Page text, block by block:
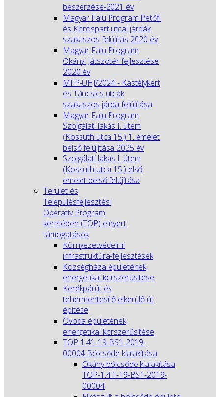
beszerzése-2021 év
Magyar Falu Program Petőfi
és Köröspart utcai járdák
szakaszos felújítás 2020 év
Magyar Falu Program
Okányi Játszótér fejlesztése
2020 év
MFP-UHJ/2024 - Kastélykert
és Táncsics utcák
szakaszos járda felújítása
Magyar Falu Program
Szolgálati lakás I. ütem
(Kossuth utca 15.) 1. emelet
belső felújítása 2025 év
Szolgálati lakás I. ütem
(Kossuth utca 15.) első
emelet belső felújítása
Terület és
Településfejlesztési
Operatív Program
keretében (TOP) elnyert
támogatások
Környezetvédelmi
infrastruktúra-fejlesztések
Községháza épületének
energetikai korszerűsítése
Kerékpárút és
tehermentesítő elkerülő út
építése
Óvoda épületének
energetikai korszerűsítése
TOP-1.41-19-BS1-2019-
00004 Bölcsőde kialakítása
Okány bölcsőde kialakítása
TOP-1.4.1-19-BS1-2019-
00004